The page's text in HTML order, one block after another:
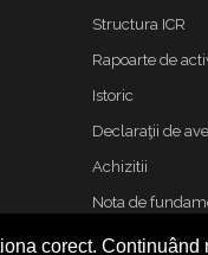
corect.
Structura ICR
Rapoarte de
Istoric
Declaraţii de
Achizitii
Nota de
Contact